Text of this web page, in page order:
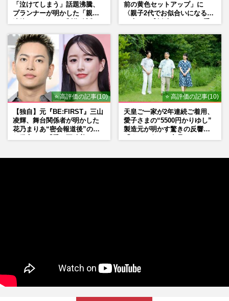
「泣けてしまう」話題沸騰、
プランナーが明かした「親に
前の黄色セットアップ」に
〈親子2代でお似合いになる〉
⭐ 高評価の記事(10)
【独自】元『BE:FIRST』三山
凌輝、舞台関係者が明かした
花乃まりあ“密会報道後”の呆
⭐ 高評価の記事(10)
天皇ご一家が2年連続ご着用、
愛子さまの“5500円かりゆし”
製造元が明かす驚きの反響